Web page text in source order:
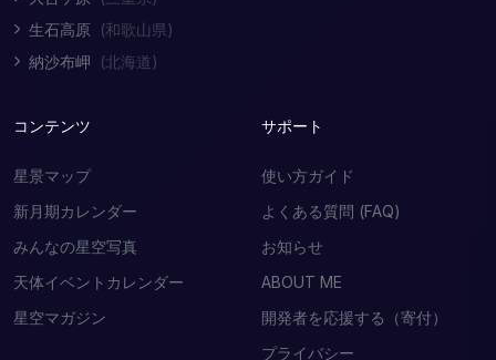
生石高原 (和歌山県)
納沙布岬
(北海道)
コンテンツ
星景マップ
新月期カレンダー
みんなの星空写真
天体イベントカレンダー
星空マガジン
サポート
使い方ガイド
よくある質問 (FAQ)
お知らせ
ABOUT ME
開発者を応援する（寄付）
プライバシー